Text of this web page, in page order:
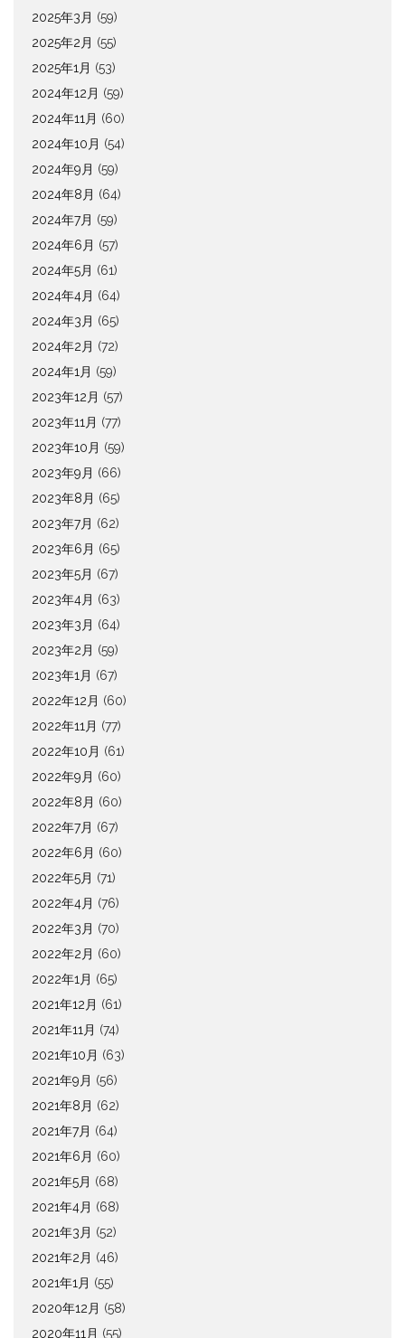
2025年3月 (59)
2025年2月 (55)
2025年1月 (53)
2024年12月 (59)
2024年11月 (60)
2024年10月 (54)
2024年9月 (59)
2024年8月 (64)
2024年7月 (59)
2024年6月 (57)
2024年5月 (61)
2024年4月 (64)
2024年3月 (65)
2024年2月 (72)
2024年1月 (59)
2023年12月 (57)
2023年11月 (77)
2023年10月 (59)
2023年9月 (66)
2023年8月 (65)
2023年7月 (62)
2023年6月 (65)
2023年5月 (67)
2023年4月 (63)
2023年3月 (64)
2023年2月 (59)
2023年1月 (67)
2022年12月 (60)
2022年11月 (77)
2022年10月 (61)
2022年9月 (60)
2022年8月 (60)
2022年7月 (67)
2022年6月 (60)
2022年5月 (71)
2022年4月 (76)
2022年3月 (70)
2022年2月 (60)
2022年1月 (65)
2021年12月 (61)
2021年11月 (74)
2021年10月 (63)
2021年9月 (56)
2021年8月 (62)
2021年7月 (64)
2021年6月 (60)
2021年5月 (68)
2021年4月 (68)
2021年3月 (52)
2021年2月 (46)
2021年1月 (55)
2020年12月 (58)
2020年11月 (55)